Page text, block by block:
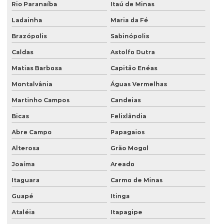
Sondagem ambiental
Sondagem geofísica
Sondagem geofísica poço artesiano
Sondagem geológica
Sondagem geotécnica
Sondagem de solo para construção
Sondagem de solo para construção civil
Sondagem de solos e rochas
Sondagem de subsolo
Sondagem de terreno para construção
Tampa para poço de monitoramento
Rio Paranaíba Itaú de Minas
Ladainha Maria da Fé
Brazópolis Sabinópolis
Caldas Astolfo Dutra
Matias Barbosa Capitão Enéas
Montalvânia Águas Vermelhas
Martinho Campos Candeias
Bicas Felixlândia
Abre Campo Papagaios
Alterosa Grão Mogol
Joaíma Areado
Itaguara Carmo de Minas
Guapé Itinga
Ataléia Itapagipe